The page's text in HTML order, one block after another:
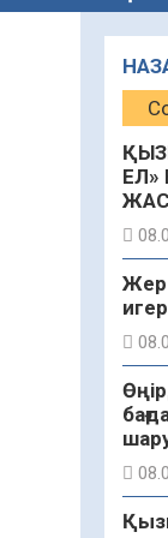
ЕЛ»
ӨТТІ
Жер